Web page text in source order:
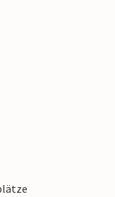
einladenden